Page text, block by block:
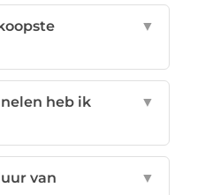
▼
heb ik
▼
van
▼